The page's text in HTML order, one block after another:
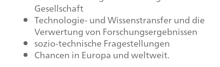
Gesellschaft
Technologie- und Wissenstransfer und die
Verwertung von Forschungsergebnissen
sozio-technische Fragestellungen
Chancen in Europa und weltweit.